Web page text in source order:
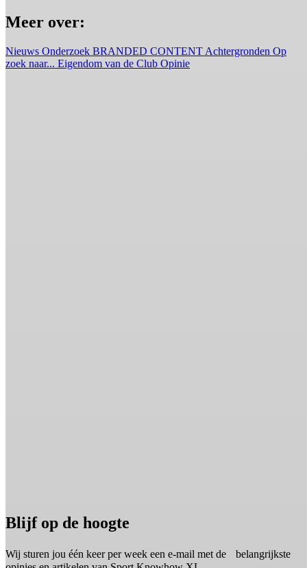
Meer over:
Nieuws Onderzoek BRANDED CONTENT Achtergronden Op
zoek naar... Eigendom van de Club Opinie
Blijf op de hoogte
Wij sturen jou één keer per week een e-mail met de belangrijkste